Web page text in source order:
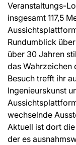
Veranstaltungs-
insgesamt 117,5
Rundumblick
über 30 Jahren
das Wahrzeichen
Besuch trefft ihr
Ingenieurskunst
wechselnde
Aktuell ist dort
der es